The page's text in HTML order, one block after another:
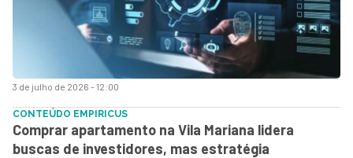
3 de julho de 2026 - 12:00
CONTEÚDO EMPIRICUS
Comprar apartamento na Vila Mariana lidera
buscas de investidores, mas estratégia